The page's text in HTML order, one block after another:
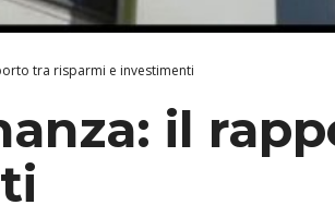
tra risparmi e investimenti
il